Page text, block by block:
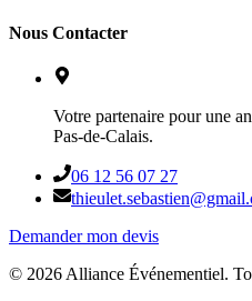
Nous Contacter
Votre partenaire pour une
Pas-de-Calais.
06 12 56 07 27
Demander mon devis
© 2026 Alliance Événementiel.